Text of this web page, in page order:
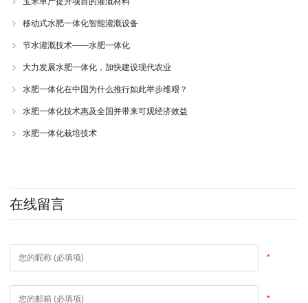
移动式水肥一体化智能灌溉设备
节水灌溉技术——水肥一体化
大力发展水肥一体化，加快建设现代农业
水肥一体化在中国为什么推行如此举步维艰？
水肥一体化技术惠及全国并带来可观经济效益
水肥一体化栽培技术
在线留言
*
*